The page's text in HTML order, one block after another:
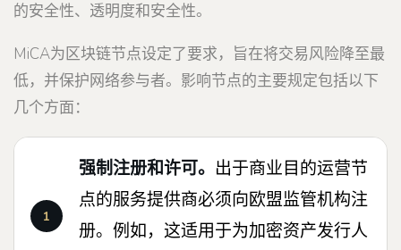
的安全性、透明度和安全性。
MiCA为区块链节点设定了要求，旨在将交易风险降至最
低，并保护网络参与者。影响节点的主要规定包括以下
几个方面：
强制注册和许可。 出于商业目的运营节
点的服务提供商必须向欧盟监管机构注
册。例如，这适用于为加密资产发行人